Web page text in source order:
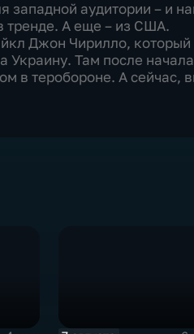
западной аудитории – и
тренде. А еще – из США.
Джон Чирилло, который
Украину. Там после
в теробороне. А сейчас,